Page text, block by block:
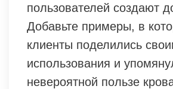
пользователей создают
Добавьте примеры, в
клиенты поделились
использования и
невероятной пользе